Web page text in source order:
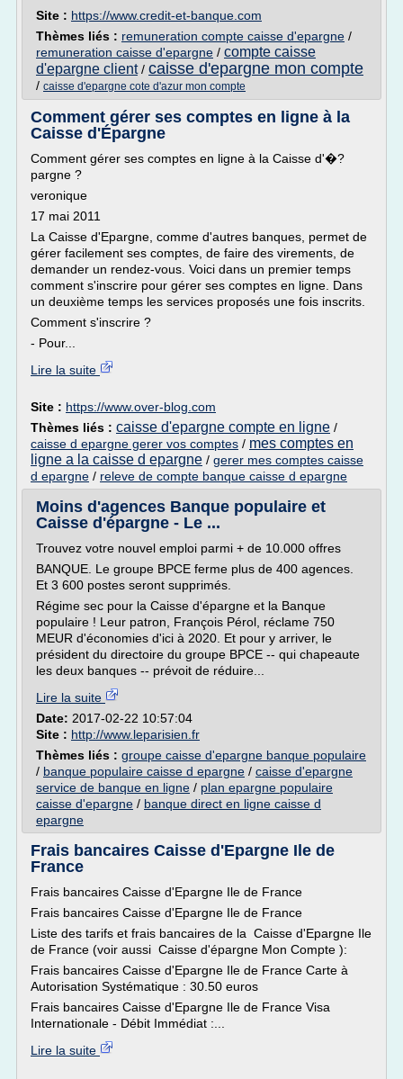
Site : https://www.credit-et-banque.com
Thèmes liés : remuneration compte caisse d'epargne /
remuneration caisse d'epargne / compte caisse
d'epargne client/ caisse d'epargne mon compte
/ caisse d'epargne cote d'azur mon compte
Comment gérer ses comptes en ligne à la
Caisse d'Épargne
Comment gérer ses comptes en ligne à la Caisse d'�?
pargne ?
veronique
17 mai 2011
La Caisse d'Epargne, comme d'autres banques, permet de
gérer facilement ses comptes, de faire des virements, de
demander un rendez-vous. Voici dans un premier temps
comment s'inscrire pour gérer ses comptes en ligne. Dans
un deuxième temps les services proposés une fois inscrits.
Comment s'inscrire ?
- Pour...
Lire la suite
Site : https://www.over-blog.com
Thèmes liés : caisse d'epargne compte en ligne /
caisse d epargne gerer vos comptes / mes comptes en
ligne a la caisse d epargne / gerer mes comptes caisse
d epargne / releve de compte banque caisse d epargne
Moins d'agences Banque populaire et
Caisse d'épargne - Le ...
Trouvez votre nouvel emploi parmi + de 10.000 offres
BANQUE. Le groupe BPCE ferme plus de 400 agences.
Et 3 600 postes seront supprimés.
Régime sec pour la Caisse d'épargne et la Banque
populaire ! Leur patron, François Pérol, réclame 750
MEUR d'économies d'ici à 2020. Et pour y arriver, le
président du directoire du groupe BPCE -- qui chapeaute
les deux banques -- prévoit de réduire...
Lire la suite
Date: 2017-02-22 10:57:04
Site : http://www.leparisien.fr
Thèmes liés : groupe caisse d'epargne banque populaire
/ banque populaire caisse d epargne / caisse d'epargne
service de banque en ligne / plan epargne populaire
caisse d'epargne / banque direct en ligne caisse d
epargne
Frais bancaires Caisse d'Epargne Ile de
France
Frais bancaires Caisse d'Epargne Ile de France
Frais bancaires Caisse d'Epargne Ile de France
Liste des tarifs et frais bancaires de la Caisse d'Epargne Ile
de France (voir aussi Caisse d'épargne Mon Compte ):
Frais bancaires Caisse d'Epargne Ile de France Carte à
Autorisation Systématique : 30.50 euros
Frais bancaires Caisse d'Epargne Ile de France Visa
Internationale - Débit Immédiat :...
Lire la suite